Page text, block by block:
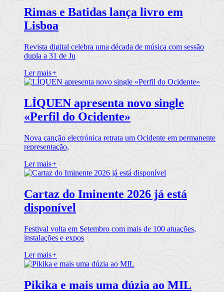
Rimas e Batidas lança livro em
Lisboa
Revista digital celebra uma década de música com sessão
dupla a 31 de Ju
Ler mais+
LÍQUEN apresenta novo single
«Perfil do Ocidente»
Nova canção electrónica retrata um Ocidente em permanente
representação,
Ler mais+
Cartaz do Iminente 2026 já está
disponível
Festival volta em Setembro com mais de 100 atuações,
instalações e expos
Ler mais+
Pikika e mais uma dúzia ao MIL